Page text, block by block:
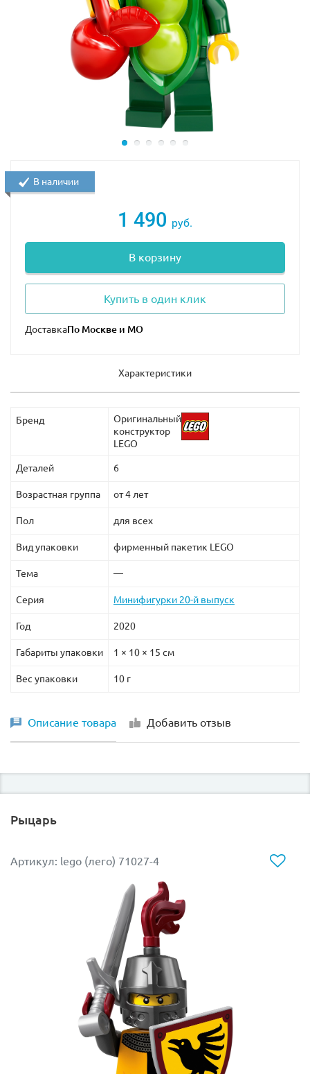
1 490 руб.
В корзину
Купить в один клик
Доставка
В наличии
Характеристики
Бренд
Оригинальный
конструктор
LEGO
Деталей 6
Возрастная группа от 4 лет
Пол для всех
Вид упаковки фирменный пакетик LEGO
Тема —
Серия Минифигурки 20-й выпуск
Год 2020
Габариты упаковки 1 × 10 × 15 см
Вес упаковки 10 г
Описание товара Добавить отзыв
Рыцарь
Артикул: lego (лего) 71027-4